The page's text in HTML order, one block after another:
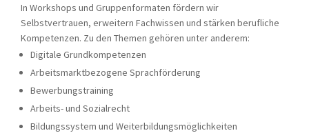
In Workshops und Gruppenformaten fördern wir
Selbstvertrauen, erweitern Fachwissen und stärken berufliche
Kompetenzen. Zu den Themen gehören unter anderem:
Digitale Grundkompetenzen
Arbeitsmarktbezogene Sprachförderung
Bewerbungstraining
Arbeits- und Sozialrecht
Bildungssystem und Weiterbildungsmöglichkeiten